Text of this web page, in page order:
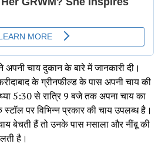
अपनी चाय दुकान के बारे में जानकारी दी।
के ग्रीनफील्ड के पास अपनी चाय की
5:30 से रात्रि 9 बजे तक अपना चाय का
स्टॉल पर विभिन्न प्रकार की चाय उपलब्ध है।
बेचती हैं तो उनके पास मसाला और नींबू की
है।